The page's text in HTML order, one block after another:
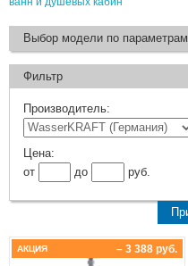
Выбор модели по параметрам
Фильтр
Производитель:
Цена:
от
до руб.
– 3 388 руб.
АКЦИЯ